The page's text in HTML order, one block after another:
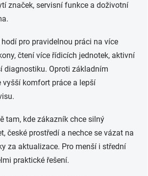
značek, servisní funkce a doživotní
hodí pro pravidelnou práci na více
čtení více řídicích jednotek, aktivní
diagnostiku. Oproti základním
vyšší komfort práce a lepší
tam, kde zákazník chce silný
české prostředí a nechce se vázat na
za aktualizace. Pro menší i střední
praktické řešení.